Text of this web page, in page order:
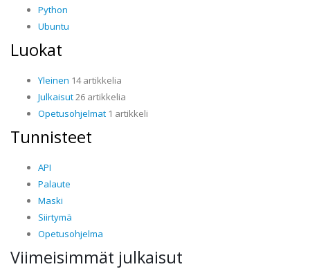
Python
Ubuntu
Luokat
Yleinen 14 artikkelia
Julkaisut26 artikkelia
Opetusohjelmat 1 artikkeli
Tunnisteet
API
Palaute
Maski
Siirtymä
Opetusohjelma
Viimeisimmät julkaisut